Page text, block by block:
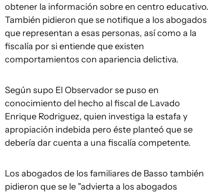
obtener la información sobre en centro educativo.
También pidieron que se notifique a los abogados
que representan a esas personas, así como a la
fiscalía por si entiende que existen
comportamientos con apariencia delictiva.
Según supo El Observador se puso en
conocimiento del hecho al fiscal de Lavado
Enrique Rodriguez, quien investiga la estafa y
apropiación indebida pero éste planteó que se
debería dar cuenta a una fiscalía competente.
Los abogados de los familiares de Basso también
pidieron que se le "advierta a los abogados